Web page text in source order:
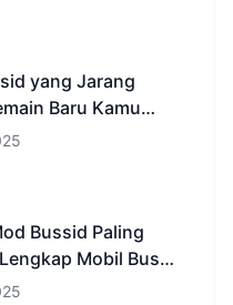
yang Jarang
Baru Kamu
Bussid Paling
Mobil Bus